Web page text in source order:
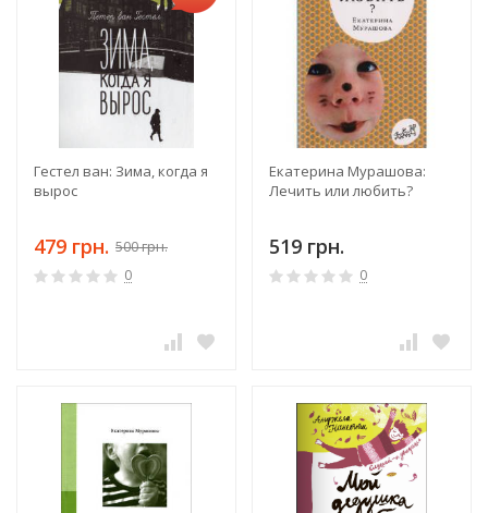
Гестел ван: Зима, когда я
вырос
479 грн. 500 грн.
0
Екатерина Мурашова:
Лечить или любить?
519 грн.
0